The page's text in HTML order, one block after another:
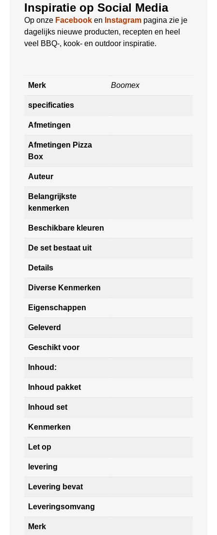
Inspiratie op Social Media
Op onze Facebook en Instagram pagina zie je
dagelijks nieuwe producten, recepten en heel
veel BBQ-, kook- en outdoor inspiratie.
Merk Boomex
specificaties
Afmetingen
Afmetingen Pizza
Box
Auteur
Belangrijkste
kenmerken
Beschikbare kleuren
De set bestaat uit
Details
Diverse Kenmerken
Eigenschappen
Geleverd
Geschikt voor
Inhoud:
Inhoud pakket
Inhoud set
Kenmerken
Let op
levering
Levering bevat
Leveringsomvang
Merk